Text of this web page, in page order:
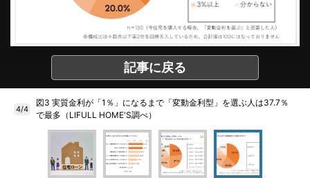
記事に戻る
4/4
図3 実質金利が「1％」になるまで「変動金利型」を選ぶ人は37.7％
で最多（LIFULL HOME'S調べ）